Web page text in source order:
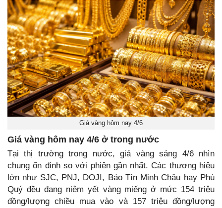
Giá vàng hôm nay 4/6
Giá vàng hôm nay 4/6 ở trong nước
Tại thị trường trong nước, giá vàng sáng 4/6 nhìn
chung ổn định so với phiên gần nhất. Các thương hiệu
lớn như SJC, PNJ, DOJI, Bảo Tín Minh Châu hay Phú
Quý đều đang niêm yết vàng miếng ở mức 154 triệu
đồng/lượng chiều mua vào và 157 triệu đồng/lượng